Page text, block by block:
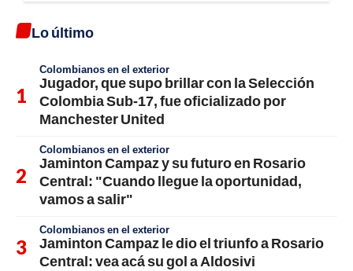
Lo último
Colombianos en el exterior
Jugador, que supo brillar con la Selección
Colombia Sub-17, fue oficializado por
Manchester United
Colombianos en el exterior
Jaminton Campaz y su futuro en Rosario
Central: "Cuando llegue la oportunidad,
vamos a salir"
Colombianos en el exterior
Jaminton Campaz le dio el triunfo a Rosario
Central: vea acá su gol a Aldosivi